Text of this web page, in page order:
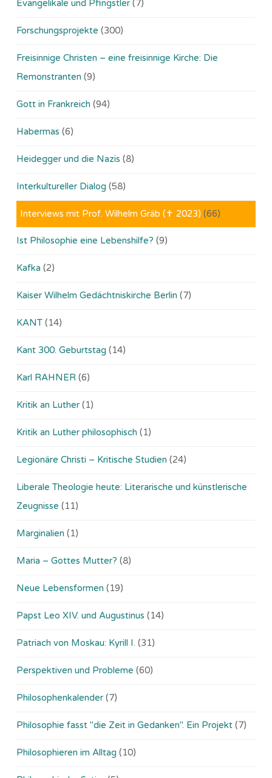
Evangelikale und Pfingstler (7)
Forschungsprojekte (300)
Freisinnige Christen – eine freisinnige Kirche: Die
Remonstranten (9)
Gott in Frankreich (94)
Habermas (6)
Heidegger und die Nazis (8)
Interkultureller Dialog (58)
Interviews mit Prof. Wilhelm Gräb (✝ 2023) (66)
Ist Philosophie eine Lebenshilfe? (9)
Kafka (2)
Kaiser Wilhelm Gedächtniskirche Berlin (7)
KANT (14)
Kant 300. Geburtstag (14)
Karl RAHNER (6)
Kritik an Luther (1)
Kritik an Luther philosophisch (1)
Legionäre Christi – Kritische Studien (24)
Liberale Theologie heute: Literarische und künstlerische
Zeugnisse (11)
Marginalien (1)
Maria – Gottes Mutter? (8)
Neue Lebensformen (19)
Papst Leo XIV. und Augustinus (14)
Patriach von Moskau: Kyrill I. (31)
Perspektiven und Probleme (60)
Philosophenkalender (7)
Philosophie fasst "die Zeit in Gedanken". Ein Projekt (7)
Philosophieren im Alltag (10)